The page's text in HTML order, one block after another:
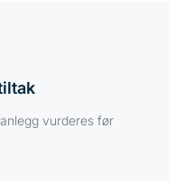
vurderes før